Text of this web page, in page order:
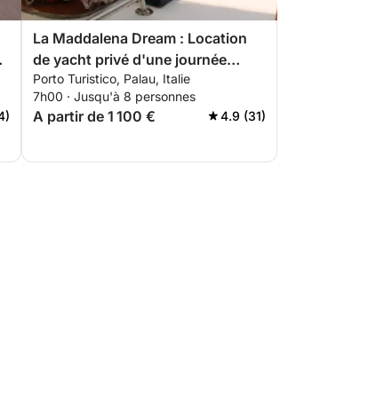
La Maddalena Dream : Location
de yacht privé d'une journée
complète au départ de Palau
Porto Turistico, Palau, Italie
7h00 · Jusqu'à 8 personnes
A partir de 1 100 € 4.9 (31)